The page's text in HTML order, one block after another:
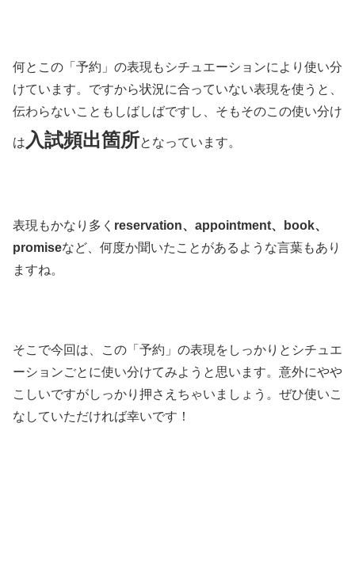
何とこの「予約」の表現もシチュエーションにより使い分
けています。ですから状況に合っていない表現を使うと、
伝わらないこともしばしばですし、そもそのこの使い分け
は 入試頻出箇所となっています。
表現もかなり多く reservation、appointment、book、
promiseなど、何度か聞いたことがあるような言葉もあり
ますね。
そこで今回は、この「予約」の表現をしっかりとシチュエ
ーションごとに使い分けてみようと思います。意外にやや
こしいですがしっかり押さえちゃいましょう。ぜひ使いこ
なしていただければ幸いです！